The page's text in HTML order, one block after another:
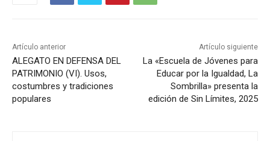
Artículo anterior
ALEGATO EN DEFENSA DEL
PATRIMONIO (VI). Usos,
costumbres y tradiciones
populares
Artículo siguiente
La «Escuela de Jóvenes para
Educar por la Igualdad, La
Sombrilla» presenta la
edición de Sin Límites, 2025